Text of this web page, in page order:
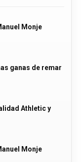
Monje
ganas de remar
Athletic y
Monje